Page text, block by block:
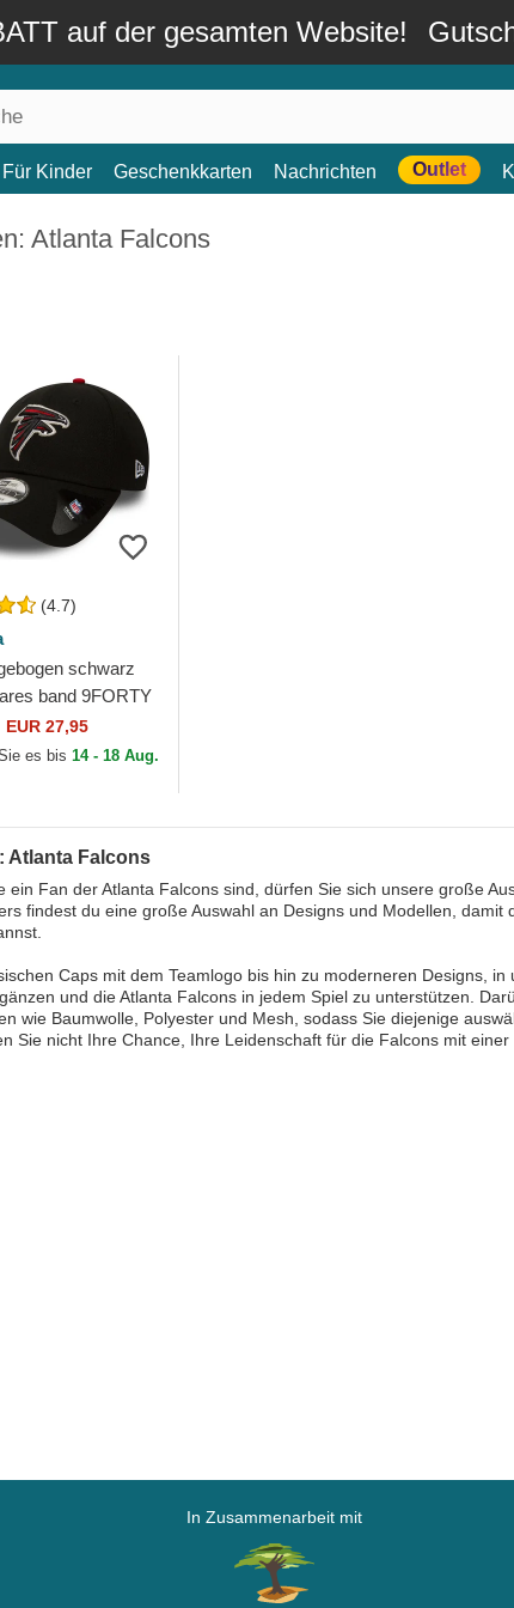
auf der gesamten Website!
Für Kinder Geschenkkarten Nachrichten Outlet
Atlanta Falcons
(4.7)
schwarz
band 9FORTY
der Atlanta
von New Era
EUR 27,95
es bis 14 - 18 Aug.
Atlanta Falcons
ein Fan der Atlanta Falcons sind, dürfen Sie sich unsere große
findest du eine große Auswahl an Designs und Modellen,
Caps mit dem Teamlogo bis hin zu moderneren Designs,
und die Atlanta Falcons in jedem Spiel zu unterstützen.
wie Baumwolle, Polyester und Mesh, sodass Sie diejenige
Sie nicht Ihre Chance, Ihre Leidenschaft für die Falcons mit
In Zusammenarbeit mit